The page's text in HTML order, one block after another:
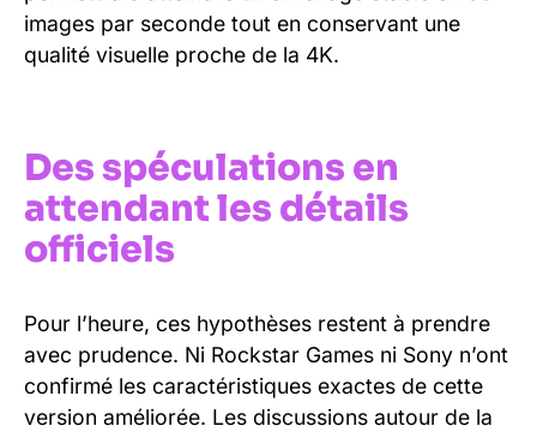
images par seconde tout en conservant une
qualité visuelle proche de la 4K.
Des spéculations en
attendant les détails
officiels
Pour l’heure, ces hypothèses restent à prendre
avec prudence. Ni Rockstar Games ni Sony n’ont
confirmé les caractéristiques exactes de cette
version améliorée. Les discussions autour de la